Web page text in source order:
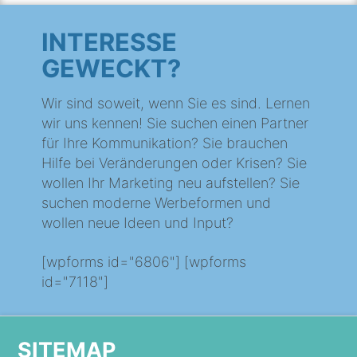
INTERESSE
GEWECKT?
Wir sind soweit, wenn Sie es sind. Lernen
wir uns kennen! Sie suchen einen Partner
für Ihre Kommunikation? Sie brauchen
Hilfe bei Veränderungen oder Krisen? Sie
wollen Ihr Marketing neu aufstellen? Sie
suchen moderne Werbeformen und
wollen neue Ideen und Input?
[wpforms id="6806"] [wpforms
id="7118"]
SITEMAP